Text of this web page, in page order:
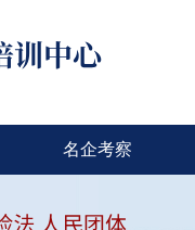
名企考察